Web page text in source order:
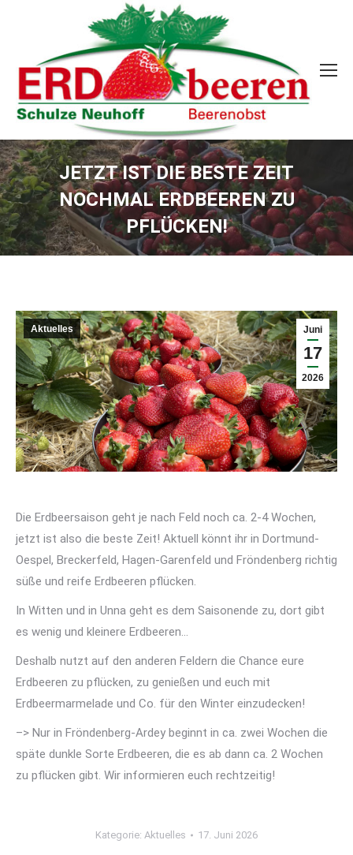
JETZT IST DIE BESTE ZEIT
NOCHMAL ERDBEEREN ZU
PFLÜCKEN!
Sie befinden sich hier:
Juni
17
2026
Aktuelles
Die Erdbeersaison geht je nach Feld noch ca. 2-4 Wochen,
jetzt ist also die beste Zeit! Aktuell könnt ihr in Dortmund-
Oespel, Breckerfeld, Hagen-Garenfeld und Fröndenberg richtig
süße und reife Erdbeeren pflücken.
In Witten und in Unna geht es dem Saisonende zu, dort gibt
es wenig und kleinere Erdbeeren…
Deshalb nutzt auf den anderen Feldern die Chance eure
Erdbeeren zu pflücken, zu genießen und euch mit
Erdbeermarmelade und Co. für den Winter einzudecken!
–> Nur in Fröndenberg-Ardey beginnt in ca. zwei Wochen die
späte dunkle Sorte Erdbeeren, die es ab dann ca. 2 Wochen
zu pflücken gibt. Wir informieren euch rechtzeitig!
Kategorie: Aktuelles 17. Juni 2026